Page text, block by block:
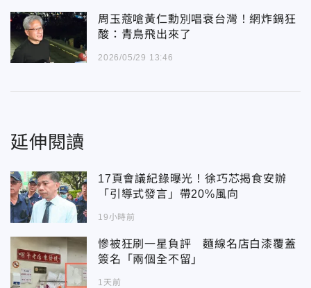
周玉蔻嗆黃仁勳別唱衰台灣！網炸鍋狂
酸：青鳥飛出來了
2026/05/29 13:46
延伸閱讀
17頁會議紀錄曝光！徐巧芯揭食安辦
「引導式發言」帶20%風向
19小時前
慘被狂刷一星負評 麵線名店白漆覆蓋
簽名「兩個全不留」
1天前